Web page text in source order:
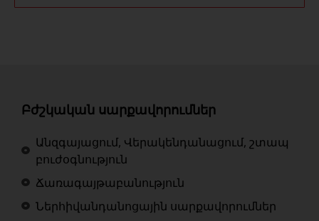
Բժշկական սարքավորումներ
Անզգայացում, Վերակենդանացում, շտապ
բուժօգնություն
Ճառագայթաբանություն
Ներհիվանդանոցային սարքավորումներ